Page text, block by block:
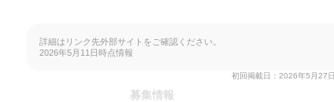
詳細はリンク先外部サイトをご確認ください。
2026年5月11日時点情報
初回掲載日：2026年5月27日
募集情報